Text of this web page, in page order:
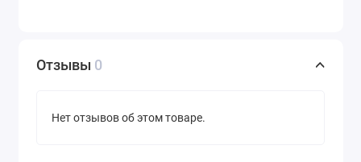
Отзывы 0
Нет отзывов об этом товаре.